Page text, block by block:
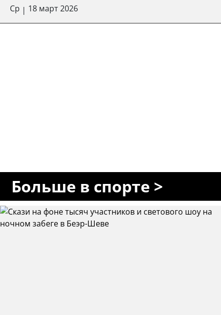
Ср | 18 март 2026
Больше в спорте >